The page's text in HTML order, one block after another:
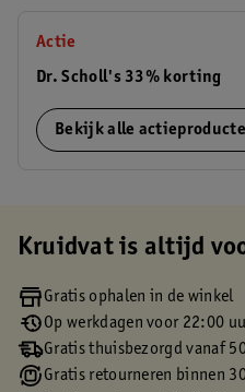
Actie
Dr. Scholl's 33% korting
Bekijk alle
Kruidvat is altijd
Gratis ophalen in de winkel
Op werkdagen voor 22:00
Gratis thuisbezorgd vanaf
Gratis retourneren binnen